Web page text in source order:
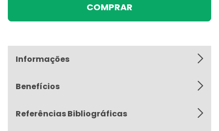
COMPRAR
Informações
Benefícios
Referências Bibliográficas